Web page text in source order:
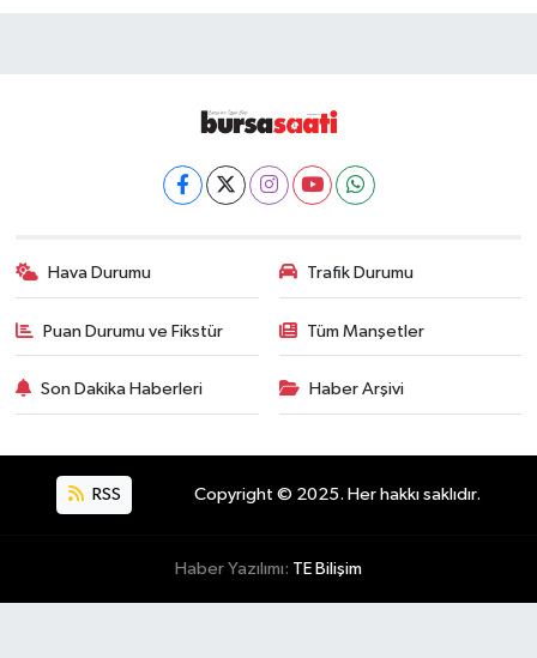
Hava Durumu Trafik Durumu
Puan Durumu ve Fikstür Tüm Manşetler
Son Dakika Haberleri Haber Arşivi
RSS Copyright © 2025. Her hakkı saklıdır.
Haber Yazılımı: TE Bilişim